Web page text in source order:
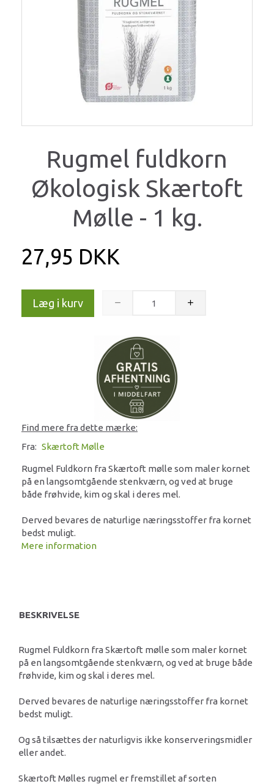
Rugmel fuldkorn
Økologisk Skærtoft
Mølle - 1 kg.
27,95 DKK
Læg i kurv
Find mere fra dette mærke:
Fra: Skærtoft Mølle
Rugmel Fuldkorn fra Skærtoft mølle som maler kornet
på en langsomtgående stenkværn, og ved at bruge
både frøhvide, kim og skal i deres mel.
Derved bevares de naturlige næringsstoffer fra kornet
bedst muligt.
Mere information
BESKRIVELSE
Rugmel Fuldkorn fra Skærtoft mølle som maler kornet
på en langsomtgående stenkværn, og ved at bruge både
frøhvide, kim og skal i deres mel.
Derved bevares de naturlige næringsstoffer fra kornet
bedst muligt.
Og så tilsættes der naturligvis ikke konserveringsmidler
eller andet.
Skærtoft Mølles rugmel er fremstillet af sorten